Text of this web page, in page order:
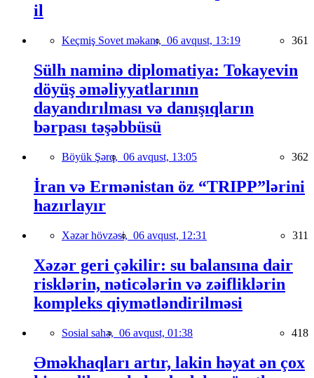
il
Keçmiş Sovet məkanı, 06 avqust, 13:19 361
Sülh naminə diplomatiya: Tokayevin
döyüş əməliyyatlarının
dayandırılması və danışıqların
bərpası təşəbbüsü
Böyük Şərq, 06 avqust, 13:05 362
İran və Ermənistan öz “TRIPP”lərini
hazırlayır
Xəzər hövzəsi, 06 avqust, 12:31 311
Xəzər geri çəkilir: su balansına dair
risklərin, nəticələrin və zəifliklərin
kompleks qiymətləndirilməsi
Sosial sahə, 06 avqust, 01:38 418
Əməkhaqları artır, lakin həyat ən çox